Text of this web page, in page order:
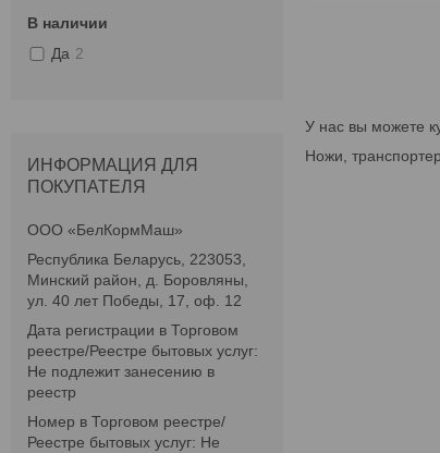
У нас вы можете
Ножи,
В наличии
Да 2
ИНФОРМАЦИЯ ДЛЯ
ПОКУПАТЕЛЯ
ООО «БелКормМаш»
Республика Беларусь, 223053,
Минский район, д. Боровляны,
ул. 40 лет Победы, 17, оф. 12
Дата регистрации в Торговом
реестре/Реестре бытовых услуг:
Не подлежит занесению в
реестр
Номер в Торговом реестре/
Реестре бытовых услуг: Не